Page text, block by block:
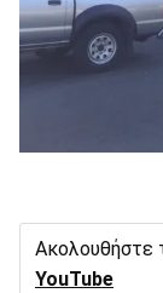
Ακολουθήστε
YouTube